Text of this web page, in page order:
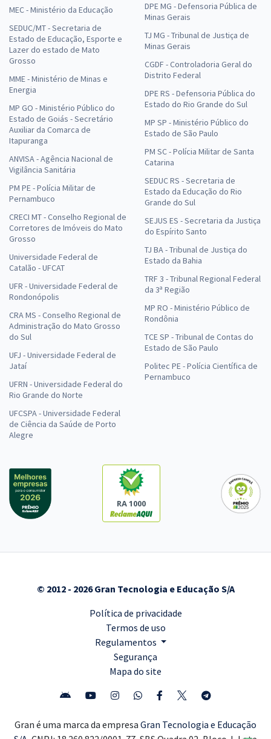
MEC - Ministério da Educação
SEDUC/MT - Secretaria de
Estado de Educação, Esporte e
Lazer do estado de Mato
Grosso
MME - Ministério de Minas e
Energia
MP GO - Ministério Público do
Estado de Goiás - Secretário
Auxiliar da Comarca de
Itapuranga
ANVISA - Agência Nacional de
Vigilância Sanitária
PM PE - Polícia Militar de
Pernambuco
CRECI MT - Conselho Regional de
Corretores de Imóveis do Mato
Grosso
Universidade Federal de
Catalão - UFCAT
UFR - Universidade Federal de
Rondonópolis
CRA MS - Conselho Regional de
Administração do Mato Grosso
do Sul
UFJ - Universidade Federal de
Jataí
UFRN - Universidade Federal do
Rio Grande do Norte
UFCSPA - Universidade Federal
de Ciência da Saúde de Porto
Alegre
DPE MG - Defensoria Pública de
Minas Gerais
TJ MG - Tribunal de Justiça de
Minas Gerais
CGDF - Controladoria Geral do
Distrito Federal
DPE RS - Defensoria Pública do
Estado do Rio Grande do Sul
MP SP - Ministério Público do
Estado de São Paulo
PM SC - Polícia Militar de Santa
Catarina
SEDUC RS - Secretaria de
Estado da Educação do Rio
Grande do Sul
SEJUS ES - Secretaria da Justiça
do Espírito Santo
TJ BA - Tribunal de Justiça do
Estado da Bahia
TRF 3 - Tribunal Regional Federal
da 3ª Região
MP RO - Ministério Público de
Rondônia
TCE SP - Tribunal de Contas do
Estado de São Paulo
Politec PE - Polícia Científica de
Pernambuco
RA 1000
© 2012 - 2026 Gran Tecnologia e Educação S/A
Política de privacidade
Termos de uso
Regulamentos
Segurança
Mapa do site
Gran é uma marca da empresa Gran Tecnologia e Educação